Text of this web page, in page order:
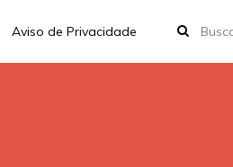
Aviso de Privacidade